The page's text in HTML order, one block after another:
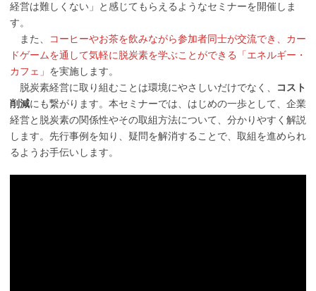
経営は難しくない」と感じてもらえるようなセミナーを開催しま
す。
また、
コーヒーやお茶を飲みながら参加者同士が交流でき、カー
ドゲームを通して気軽に脱炭素を学ぶことができる「エネルギー・
カフェ」 を実施します。
脱炭素経営に取り組むことは環境にやさしいだけでなく、
コスト
削減にも繋がります。本セミナーでは、はじめの一歩として、企業
経営と脱炭素の関係性やその取組方法について、分かりやすく解説
します。先行事例を知り、疑問を解消することで、取組を進められ
るようお手伝いします。